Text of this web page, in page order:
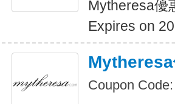
Mytheresa優
Expires on
Coupon Code: